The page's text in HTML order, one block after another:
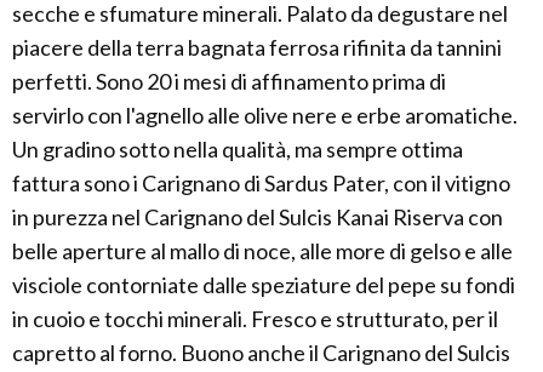
secche e sfumature minerali. Palato da degustare nel
piacere della terra bagnata ferrosa rifinita da tannini
perfetti. Sono 20 i mesi di affinamento prima di
servirlo con l'agnello alle olive nere e erbe aromatiche.
Un gradino sotto nella qualità, ma sempre ottima
fattura sono i Carignano di Sardus Pater, con il vitigno
in purezza nel Carignano del Sulcis Kanai Riserva con
belle aperture al mallo di noce, alle more di gelso e alle
visciole contorniate dalle speziature del pepe su fondi
in cuoio e tocchi minerali. Fresco e strutturato, per il
capretto al forno. Buono anche il Carignano del Sulcis